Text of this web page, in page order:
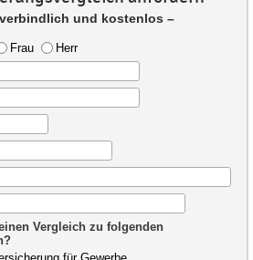
und kostenlos –
Frau
Herr
Vergleich zu folgenden
für Gewerbe